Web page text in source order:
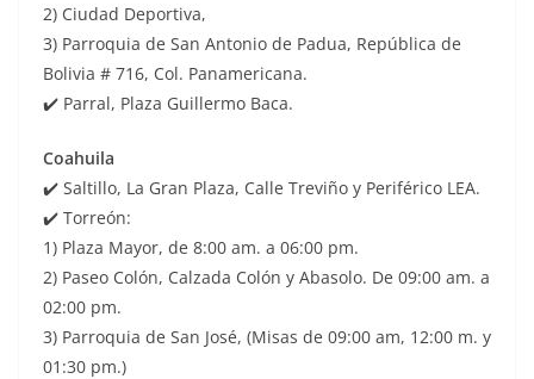
2) Ciudad Deportiva,
3) Parroquia de San Antonio de Padua, República de
Bolivia # 716, Col. Panamericana.
✔️ Parral, Plaza Guillermo Baca.
Coahuila
✔️ Saltillo, La Gran Plaza, Calle Treviño y Periférico LEA.
✔️ Torreón:
1) Plaza Mayor, de 8:00 am. a 06:00 pm.
2) Paseo Colón, Calzada Colón y Abasolo. De 09:00 am. a
02:00 pm.
3) Parroquia de San José, (Misas de 09:00 am, 12:00 m. y
01:30 pm.)